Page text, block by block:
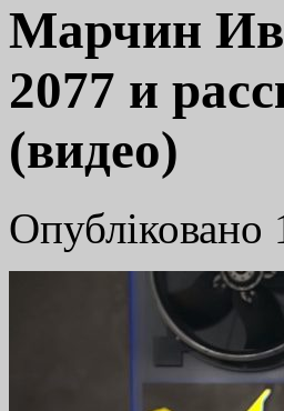
Марчин
2077 и
(видео)
Опубліковано